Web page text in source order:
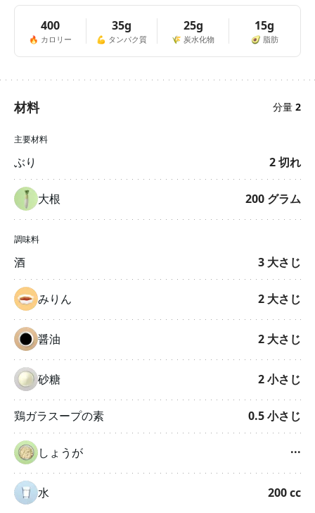
400
🔥 カロリー
35g
💪 タンパク質
25g
🌾 炭水化物
15g
🥑 脂肪
材料 分量 2
主要材料
ぶり 2切れ
大根 200 グラム
調味料
酒 3 大さじ
みりん 2 大さじ
醤油 2 大さじ
砂糖 2小さじ
鶏ガラスープの素 0.5小さじ
しょうが ···
水 200cc